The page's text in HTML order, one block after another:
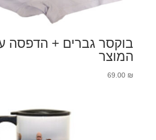
בוקסר גברים + הדפסה
המוצר
69.00 ₪